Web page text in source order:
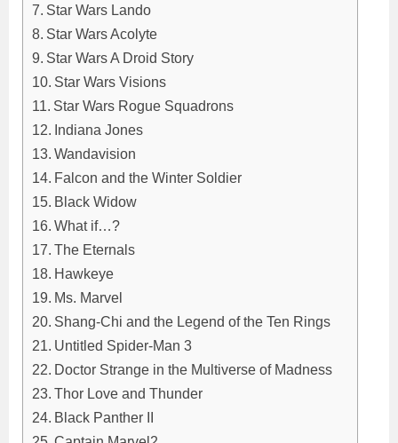
Star Wars Lando
Star Wars Acolyte
Star Wars A Droid Story
Star Wars Visions
Star Wars Rogue Squadrons
Indiana Jones
Wandavision
Falcon and the Winter Soldier
Black Widow
What if…?
The Eternals
Hawkeye
Ms. Marvel
Shang-Chi and the Legend of the Ten Rings
Untitled Spider-Man 3
Doctor Strange in the Multiverse of Madness
Thor Love and Thunder
Black Panther II